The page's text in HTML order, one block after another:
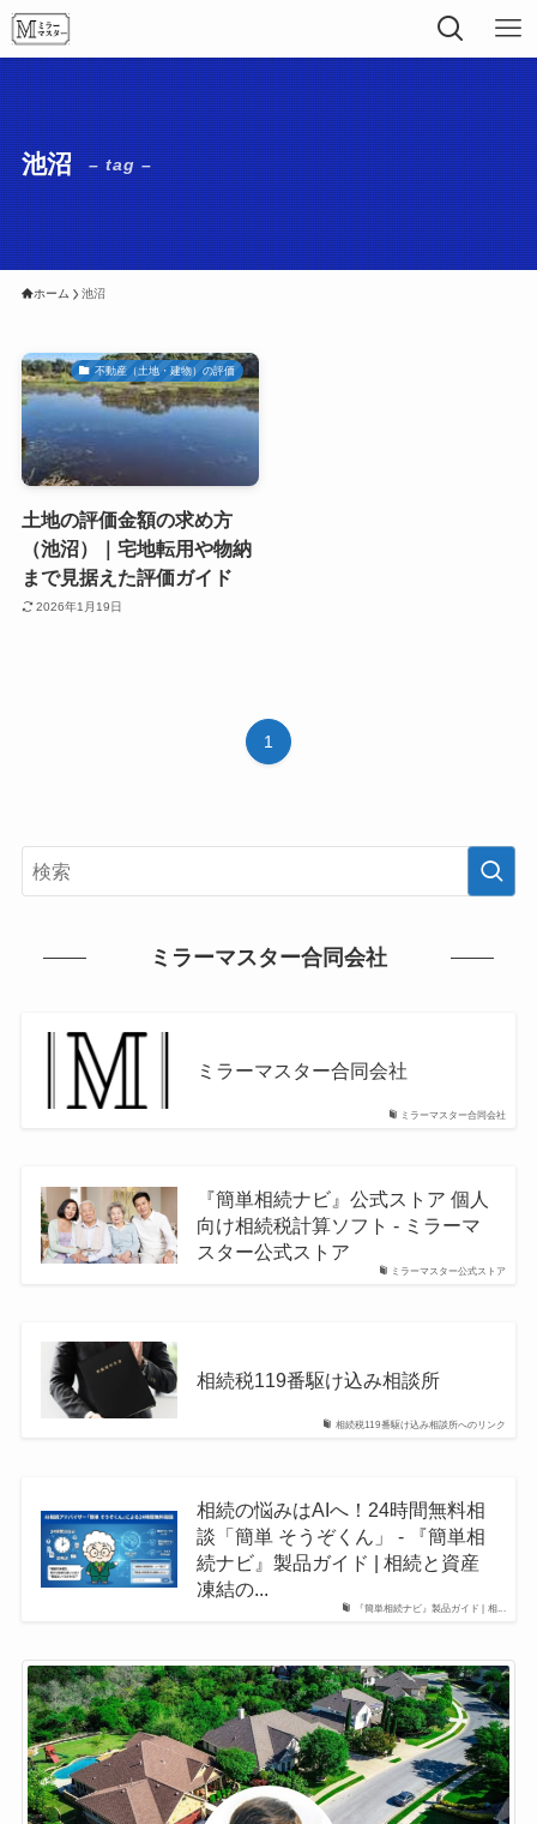
池沼 – tag –
ホーム 池沼
不動産（土地・建物）の評価
土地の評価金額の求め方
（池沼）｜宅地転用や物納
まで見据えた評価ガイド
2026年1月19日
1
ミラーマスター合同会社
ミラーマスター合同会社
ミラーマスター合同会社
ミラーマスター公式ストア
『簡単相続ナビ』公式ストア 個人
向け相続税計算ソフト - ミラーマ
スター公式ストア
相続税119番駆け込み相談所へのリンク
相続税119番駆け込み相談所
『簡単相続ナビ』製品ガイド | 相...
相続の悩みはAIへ！24時間無料相
談「簡単 そうぞくん」 - 『簡単相
続ナビ』製品ガイド | 相続と資産
凍結の...